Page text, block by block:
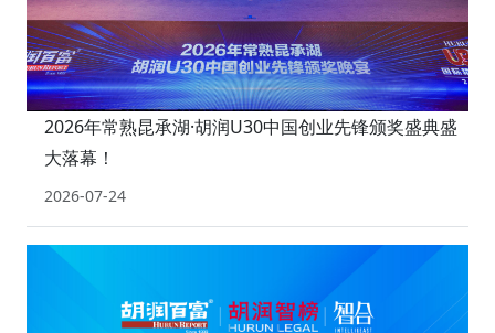
2026年常熟昆承湖·胡润U30中国创业先锋颁奖盛典盛
大落幕！
2026-07-24